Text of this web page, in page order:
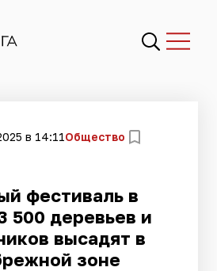
в 14:11Общество
фестиваль в
500 деревьев и
высадят в
зоне